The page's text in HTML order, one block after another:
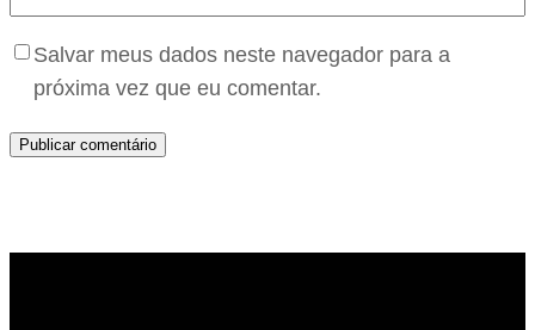
Salvar meus dados neste navegador para a
próxima vez que eu comentar.